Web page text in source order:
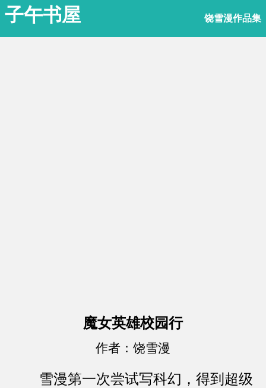
子午书屋 饶雪漫作品集
魔女英雄校园行
作者：饶雪漫
雪漫第一次尝试写科幻，得到超级